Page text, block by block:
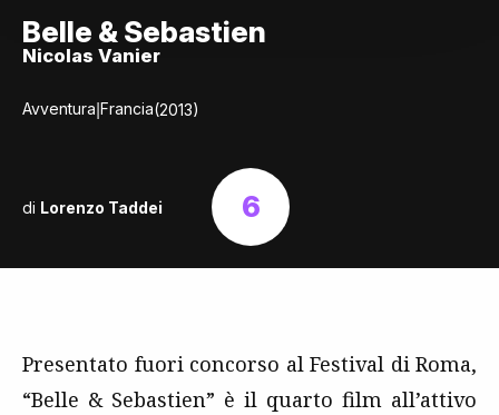
Belle & Sebastien
Nicolas Vanier
Avventura|Francia(2013)
di Lorenzo Taddei 6
Presentato fuori concorso al Festival di Roma,
“Belle & Sebastien” è il quarto film all’attivo